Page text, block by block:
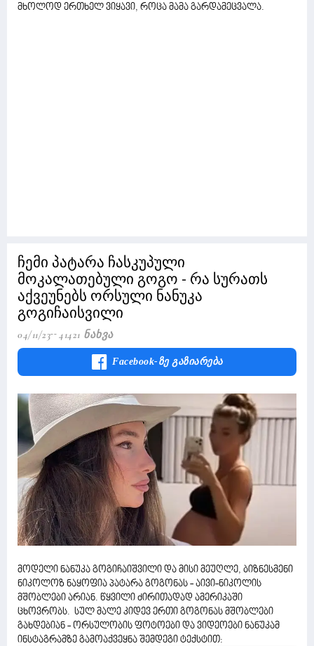
მხოლოდ ერთხელ ვიყავი, როცა მამა გარდამეცვალა.
ჩემი პატარა ჩასკუპული
მოკალათებული გოგო - რა სურათს
აქვეუნებს ორსული ნანუკა
გოგიჩაისვილი
04/11/23 41421 Ნახვა
Facebook-Ზე Გაზიარება
მოდელი ნანუკა გოგიჩაიშვილი და მისი მეუღლე, ბიზნესმენი
ნიკოლოზ ნაყოფია პატარა გოგონას - აივი-ნიკოლის
მშობლები არიან. წყვილი ძირითადად ამერიკაში
ცხოვრობს. სულ მალე კიდევ ერთი გოგონას მშობლები
გახდებიან - ორსულობის ფოტოები და ვიდეოები ნანუკამ
ინსტაგრამზე გამოაქვეყნა შემდეგი ტექსტით: